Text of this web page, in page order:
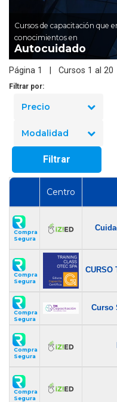
Cursos de capacitación que
conocimientos en
Autocuidado
Página 1 | Cursos 1 al 20
Filtrar por:
Precio
Modalidad
Filtrar
Centro
Compra
Segura
Compra
Segura
CURSO
Compra
Segura
Curso
Compra
Segura
Compra
Segura